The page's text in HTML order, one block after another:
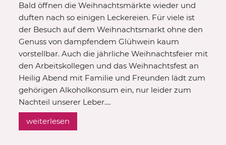
Bald öffnen die Weihnachtsmärkte wieder und
duften nach so einigen Leckereien. Für viele ist
der Besuch auf dem Weihnachtsmarkt ohne den
Genuss von dampfendem Glühwein kaum
vorstellbar. Auch die jährliche Weihnachtsfeier mit
den Arbeitskollegen und das Weihnachtsfest an
Heilig Abend mit Familie und Freunden lädt zum
gehörigen Alkoholkonsum ein, nur leider zum
Nachteil unserer Leber.…
weiterlesen